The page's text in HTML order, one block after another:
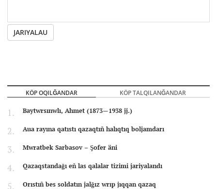
JARIYALAU
KÖP OQILĞANDAR KÖP TALQILANĞANDAR
Baytwrsınwlı, Ahmet (1873—1938 jj.)
Aua rayına qatıstı qazaqtıñ halıqtıq boljamdarı
Mwratbek Sarbasov – Şofer äni
Qazaqstandağı eñ las qalalar tizimi jariyalandı
Orıstıñ bes soldatın jalğız wrıp jıqqan qazaq